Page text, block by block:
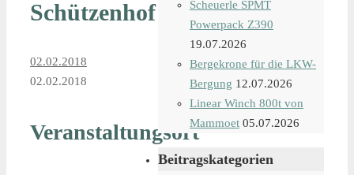
Schützenhof
02.02.2018
02.02.2018
Veranstaltungsort
Scheuerle SPMT
Powerpack Z390
19.07.2026
Bergekrone für die LKW-
Bergung 12.07.2026
Linear Winch 800t von
Mammoet 05.07.2026
Beitragskategorien